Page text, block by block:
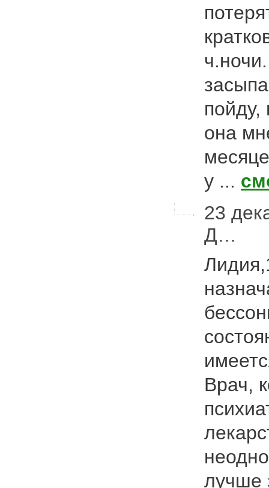
пойду,
она
у ...
23
Д…
Врач,
лучше